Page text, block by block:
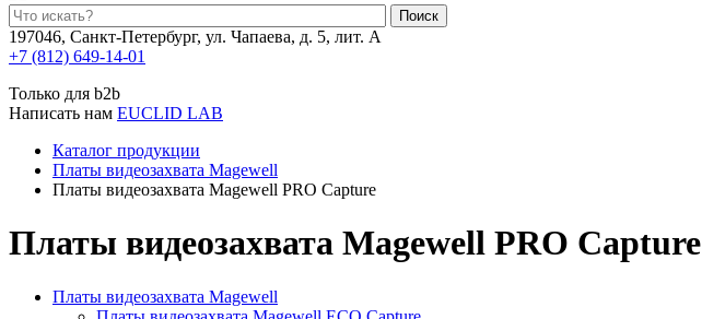
Поиск
197046, Санкт-Петербург, ул. Чапаева, д. 5, лит. А
+7 (812) 649-14-01
Только для b2b
Написать нам EUCLID LAB
Каталог продукции
Платы видеозахвата Magewell
Платы видеозахвата Magewell PRO Capture
Платы видеозахвата Magewell PRO Capture
Платы видеозахвата Magewell